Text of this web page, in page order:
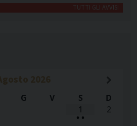
TUTTI GLI AVVISI
G V S
D
1
• •
2